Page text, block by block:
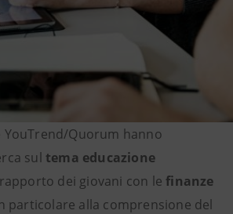
YouTrend/Quorum hanno
sul tema educazione
dei giovani con le finanze
particolare alla comprensione del